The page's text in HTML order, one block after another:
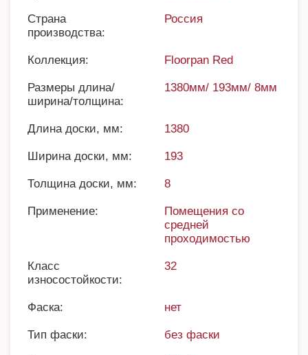
Страна
производства:
Россия
Коллекция: Floorpan Red
Размеры длина/
ширина/толщина:
1380мм/ 193мм/ 8мм
Длина доски, мм: 1380
Ширина доски, мм: 193
Толщина доски, мм: 8
Применение:
Помещения со
средней
проходимостью
Класс
износостойкости:
32
Фаска: нет
Тип фаски: без фаски